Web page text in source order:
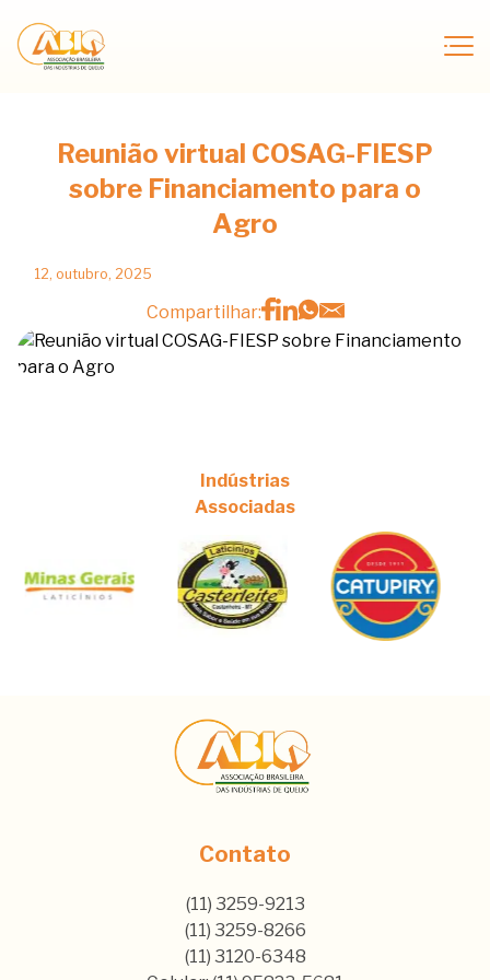
Reunião virtual COSAG-FIESP
sobre Financiamento para o
Agro
12, outubro, 2025
Compartilhar:
Indústrias
Associadas
Contato
(11) 3259-9213
(11) 3259-8266
(11) 3120-6348